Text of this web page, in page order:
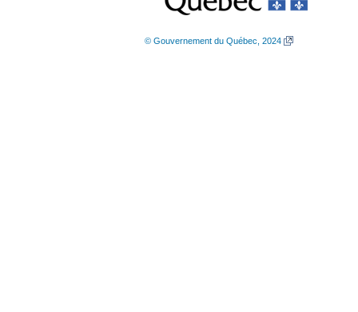
© Gouvernement du Québec, 2024